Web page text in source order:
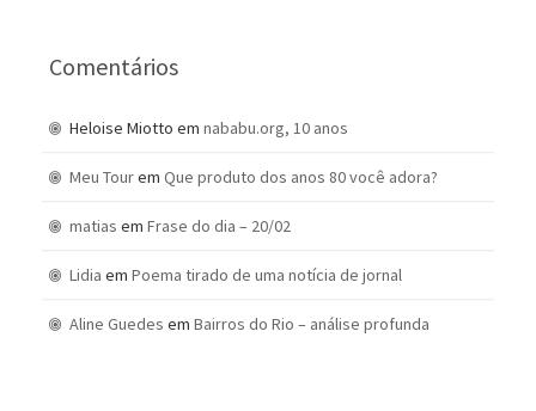
Comentários
Heloise Miotto em nababu.org, 10 anos
Meu Tourem Que produto dos anos 80 você adora?
matias em Frase do dia – 20/02
Lidia em Poema tirado de uma notícia de jornal
Aline Guedes em Bairros do Rio – análise profunda